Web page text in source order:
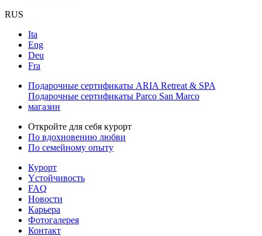
RUS
Ita
Eng
Deu
Fra
Подарочные сертификаты ARIA Retreat & SPA
Подарочные сертификаты Parco San Marco
магазин
Откройте для себя курорт
По вдохновению любви
По семейному опыту
Курорт
Yстойчивость
FAQ
Новости
Карьера
Фотогалерея
Контакт